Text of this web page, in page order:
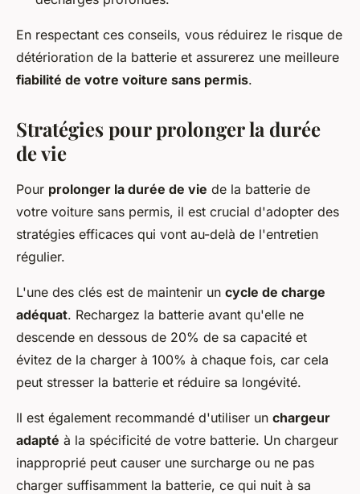
En respectant ces conseils, vous réduirez le risque de
détérioration de la batterie et assurerez une meilleure
fiabilité de votre voiture sans permis.
Stratégies pour prolonger la durée
de vie
Pour prolonger la durée de vie de la batterie de
votre voiture sans permis, il est crucial d'adopter des
stratégies efficaces qui vont au-delà de l'entretien
régulier.
L'une des clés est de maintenir un cycle de charge
adéquat. Rechargez la batterie avant qu'elle ne
descende en dessous de 20% de sa capacité et
évitez de la charger à 100% à chaque fois, car cela
peut stresser la batterie et réduire sa longévité.
Il est également recommandé d'utiliser un chargeur
adapté à la spécificité de votre batterie. Un chargeur
inapproprié peut causer une surcharge ou ne pas
charger suffisamment la batterie, ce qui nuit à sa